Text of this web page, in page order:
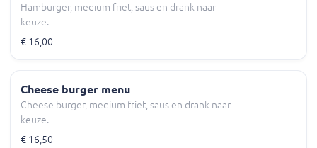
Hamburger, medium friet, saus en drank naar
keuze.
€ 16,00
Cheese burger menu
Cheese burger, medium friet, saus en drank naar
keuze.
€ 16,50